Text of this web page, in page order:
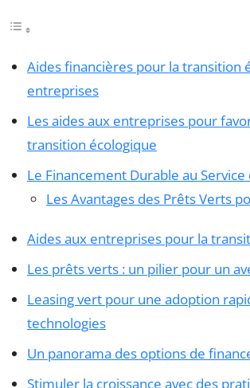
Aides financières pour la transition
entreprises
Les aides aux entreprises pour
transition écologique
Le Financement Durable au
Les Avantages des Prêts Verts
Aides aux entreprises pour la
Les prêts verts : un pilier pour un
Leasing vert pour une adoption
technologies
Un panorama des options de
Stimuler la croissance avec des